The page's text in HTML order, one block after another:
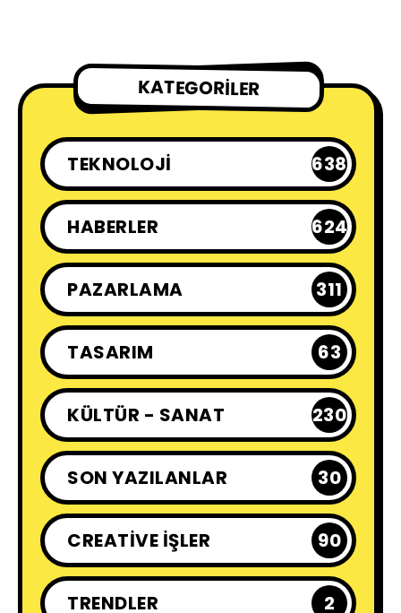
KATEGORILER
TEKNOLOJI 638
HABERLER 624
PAZARLAMA 311
TASARIM 63
KÜLTÜR - SANAT 230
SON YAZILANLAR 30
CREATIVE İŞLER 90
TRENDLER 2